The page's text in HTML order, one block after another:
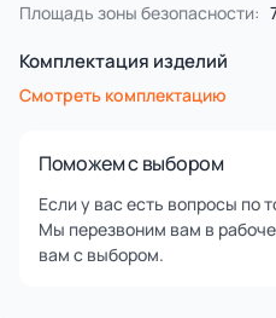
каучуковой TVP крошки.
Площадь зоны безопасности:
Комплектация изделий
Смотреть комплектацию
Поможем с выбором
Если у вас есть вопросы по
Мы перезвоним вам в
вам с выбором.